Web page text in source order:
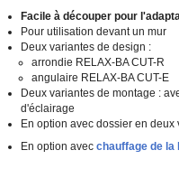
Facile à découper pour
Pour utilisation devant un mur
Deux variantes de design :
arrondie RELAX-BA CUT-R
angulaire RELAX-BA CUT-E
Deux variantes de montage :
d'éclairage
En option avec dossier en deux
En option avec chauffage de la